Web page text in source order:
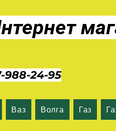
24-95
Ваз Волга Газ